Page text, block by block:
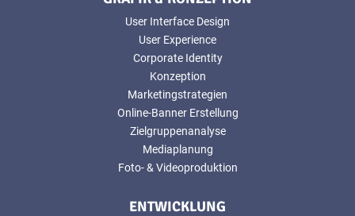
User Interface Design
User Experience
Corporate Identity
Konzeption
Marketingstrategien
Online-Banner Erstellung
Zielgruppenanalyse
Mediaplanung
Foto- & Videoproduktion
ENTWICKLUNG